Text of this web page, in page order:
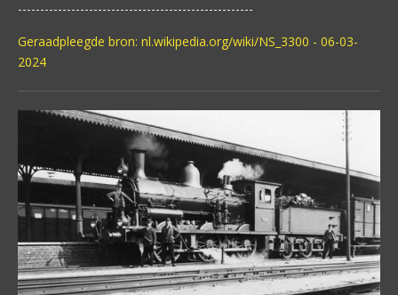
-----------------------------------------------------
Geraadpleegde bron: nl.wikipedia.org/wiki/NS_3300 - 06-03-
2024